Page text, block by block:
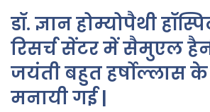
डॉ. ज्ञान होम्योपैथी
रिसर्च सेंटर में सैमुएल
जयंती बहुत हर्षोल्लास
मनायी गई |